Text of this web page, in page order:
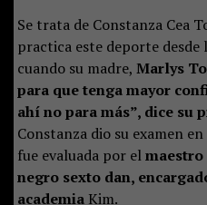
Se trata de Constanza Cea
practica este deporte desde
cuando su madre, Marlys
para que tenga mayor
ahí no para más”, dice su
Constanza dio su examen
fue evaluada por el
negro sexto dan,
academia Kim.